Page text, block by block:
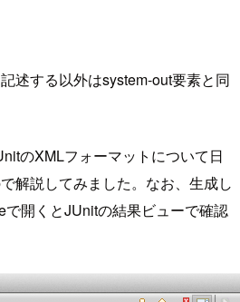
述する以外はsystem-out要素と同
のXMLフォーマットについて日
解説してみました。なお、生成し
開くとJUnitの結果ビューで確認